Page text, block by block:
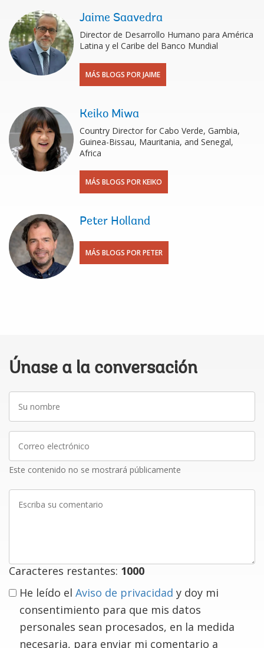
Jaime Saavedra
Director de Desarrollo Humano para América
Latina y el Caribe del Banco Mundial
MÁS BLOGS POR JAIME
Keiko Miwa
Country Director for Cabo Verde, Gambia,
Guinea-Bissau, Mauritania, and Senegal,
Africa
MÁS BLOGS POR KEIKO
Peter Holland
MÁS BLOGS POR PETER
Únase a la conversación
nombre
electrónico
Este contenido no se mostrará públicamente
Caracteres restantes: 1000
He leído el Aviso de privacidad y doy mi
consentimiento para que mis datos
personales sean procesados, en la medida
necesaria, para enviar mi comentario a